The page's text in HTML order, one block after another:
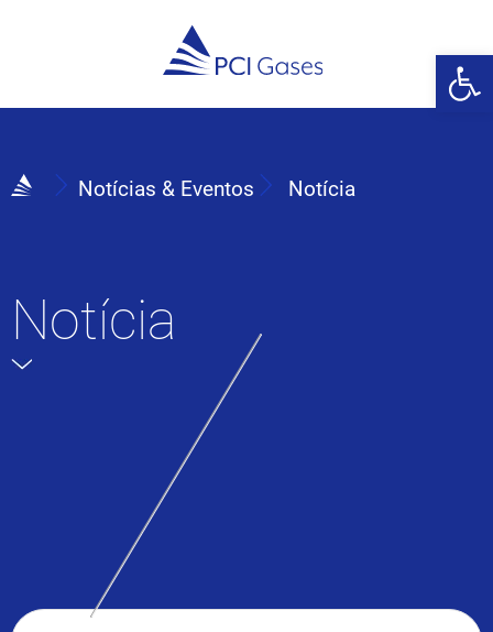
Notícias & Eventos Notícia
Notícia
Abrir